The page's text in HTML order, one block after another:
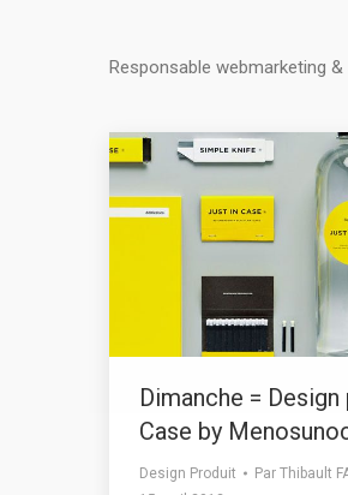
Responsable webmarketing
Dimanche =
Case by
Design Produit Par Thibault